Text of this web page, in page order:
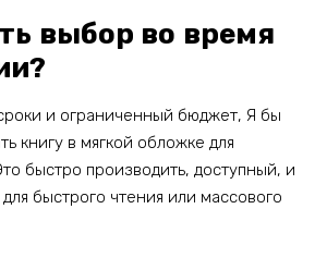
выбор во время
и ограниченный бюджет, Я бы
книгу в мягкой обложке для
быстро производить, доступный, и
быстрого чтения или массового